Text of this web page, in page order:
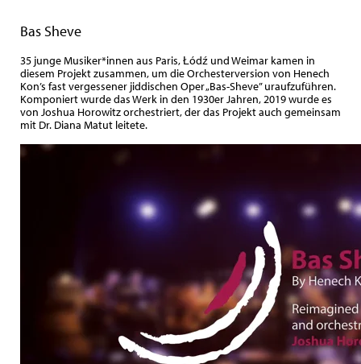
Bas Sheve
35 junge Musiker*innen aus Paris, Łódź und Weimar kamen in
diesem Projekt zusammen, um die Orchesterversion von Henech
Kon’s fast vergessener jiddischen Oper „Bas-Sheve” uraufzuführen.
Komponiert wurde das Werk in den 1930er Jahren, 2019 wurde es
von Joshua Horowitz orchestriert, der das Projekt auch gemeinsam
mit Dr. Diana Matut leitete.